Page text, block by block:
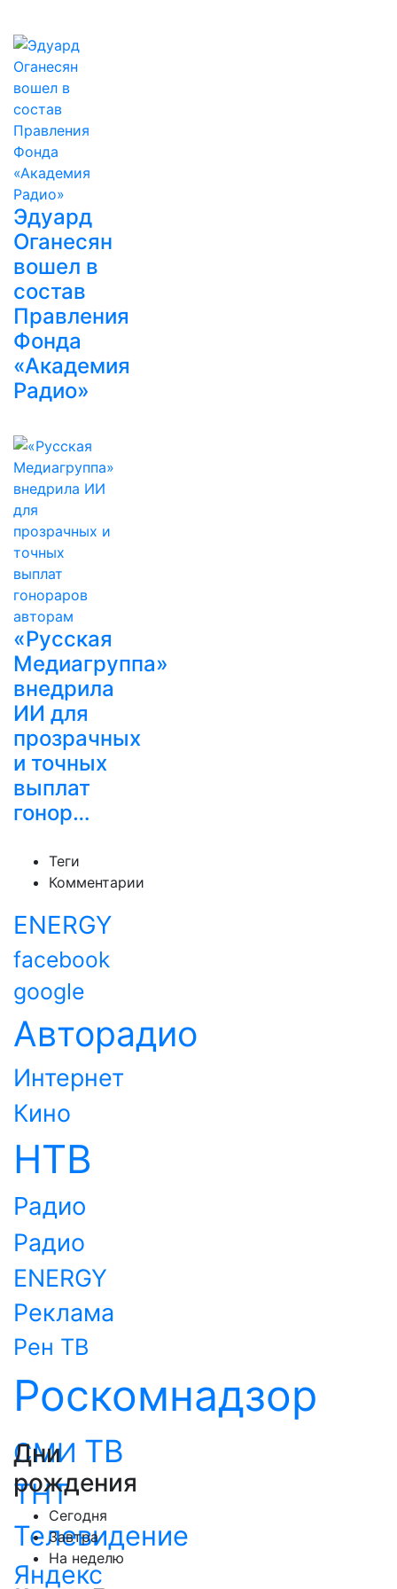
Эдуард
Оганесян
вошел в
состав
Правления
Фонда
«Академия
Радио»
«Русская
Медиагруппа»
внедрила
ИИ для
прозрачных
и точных
выплат
гонор…
Теги
Комментарии
ENERGY
facebook
google
Авторадио
Интернет
Кино
НТВ
Радио
Радио
ENERGY
Реклама
Рен ТВ
Роскомнадзор
СМИ ТВ
ТНТ
Телевидение
Яндекс
Дни
рождения
Сегодня
Завтра
На неделю